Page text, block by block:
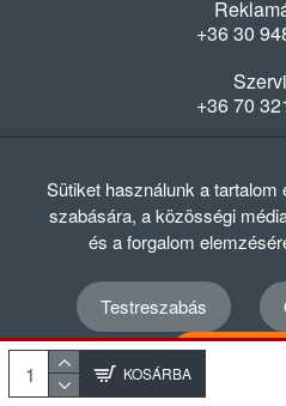
KOSÁRBA
+36 30
+36 70
Hétfő-Péntek:
© 2012 - 2024
Adatvédelmi szabályzat
Sütiket használunk a
szabására, a közösségi
és a forgalom
Testreszabás
Összes